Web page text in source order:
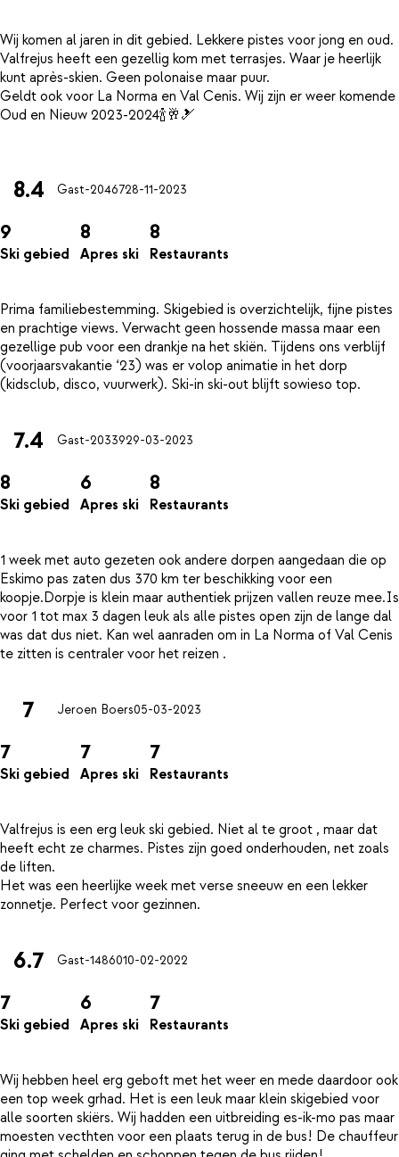
Wij komen al jaren in dit gebied. Lekkere pistes voor jong en oud.
Valfrejus heeft een gezellig kom met terrasjes. Waar je heerlijk
kunt après-skien. Geen polonaise maar puur.
Geldt ook voor La Norma en Val Cenis. Wij zijn er weer komende
Oud en Nieuw 2023-2024🍾🥂🎿
8.4 Gast-2046728-11-2023
9
Ski gebied
8
Apres ski
8
Restaurants
Prima familiebestemming. Skigebied is overzichtelijk, fijne pistes
en prachtige views. Verwacht geen hossende massa maar een
gezellige pub voor een drankje na het skiën. Tijdens ons verblijf
(voorjaarsvakantie ‘23) was er volop animatie in het dorp
7.4 Gast-2033929-03-2023
8
Ski gebied
6
Apres ski
8
Restaurants
1 week met auto gezeten ook andere dorpen aangedaan die op
Eskimo pas zaten dus 370 km ter beschikking voor een
koopje.Dorpje is klein maar authentiek prijzen vallen reuze mee.Is
voor 1 tot max 3 dagen leuk als alle pistes open zijn de lange dal
was dat dus niet. Kan wel aanraden om in La Norma of Val Cenis
7 Jeroen Boers05-03-2023
7
Ski gebied
7
Apres ski
7
Restaurants
Valfrejus is een erg leuk ski gebied. Niet al te groot , maar dat
heeft echt ze charmes. Pistes zijn goed onderhouden, net zoals
de liften.
Het was een heerlijke week met verse sneeuw en een lekker
6.7 Gast-1486010-02-2022
7
Ski gebied
6
Apres ski
7
Restaurants
Wij hebben heel erg geboft met het weer en mede daardoor ook
een top week grhad. Het is een leuk maar klein skigebied voor
alle soorten skiërs. Wij hadden een uitbreiding es-ik-mo pas maar
moesten vecthten voor een plaats terug in de bus! De chauffeur